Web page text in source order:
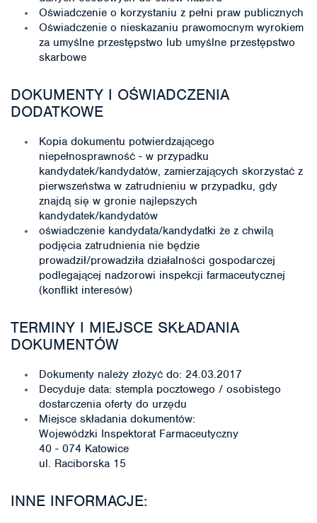
Oświadczenie o korzystaniu z pełni praw publicznych
Oświadczenie o nieskazaniu prawomocnym wyrokiem
za umyślne przestępstwo lub umyślne przestępstwo
skarbowe
DOKUMENTY I OŚWIADCZENIA
DODATKOWE
Kopia dokumentu potwierdzającego
niepełnosprawność - w przypadku
kandydatek/kandydatów, zamierzających skorzystać z
pierwszeństwa w zatrudnieniu w przypadku, gdy
znajdą się w gronie najlepszych
kandydatek/kandydatów
oświadczenie kandydata/kandydatki że z chwilą
podjęcia zatrudnienia nie będzie
prowadził/prowadziła działalności gospodarczej
podlegającej nadzorowi inspekcji farmaceutycznej
(konflikt interesów)
TERMINY I MIEJSCE SKŁADANIA
DOKUMENTÓW
Dokumenty należy złożyć do: 24.03.2017
Decyduje data: stempla pocztowego / osobistego
dostarczenia oferty do urzędu
Miejsce składania dokumentów:
Wojewódzki Inspektorat Farmaceutyczny
40 - 074 Katowice
ul. Raciborska 15
INNE INFORMACJE: